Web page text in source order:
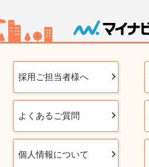
採用ご担当者様へ
よくあるご質問
個人情報について